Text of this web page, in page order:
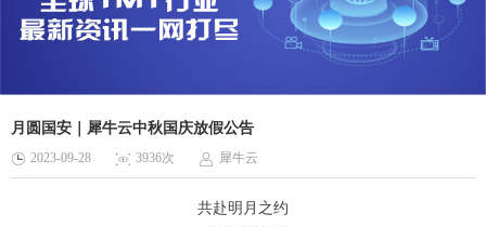
月圆国安｜犀牛云中秋国庆放假公告
2023-09-28 3936次 犀牛云
共赴明月之约